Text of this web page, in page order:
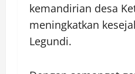
kemandirian desa
meningkatkan
Legundi.